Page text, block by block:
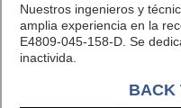
Nuestros ingenieros y
amplia experiencia en la
E4809-045-158-D. Se
inactivida.
BACK